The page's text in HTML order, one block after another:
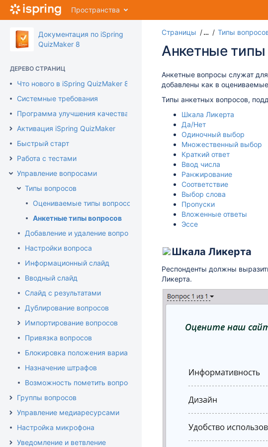
Перейти
содержимому
assistive.skiplink.to.breadcrumbs
assistive.skiplink.to.quick.search
Пространства
Документация по iSpring
QuizMaker 8
ДЕРЕВО СТРАНИЦ
Что нового в iSpring QuizMaker 8
Системные требования
Программа улучшения качества продукта
Активация iSpring QuizMaker
Быстрый старт
Работа с тестами
Управление вопросами
Типы вопросов
Оцениваемые типы вопросов
Анкетные типы вопросов
Добавление и удаление вопросов
Настройки вопроса
Информационный слайд
Вводный слайд
Слайд с результатами
Дублирование вопросов
Импортирование вопросов
Привязка вопросов
Блокировка положения варианта ответа
Назначение штрафов
Возможность пометить вопрос
Группы вопросов
Управление медиаресурсами
Настройка микрофона
Уведомление и ветвление
Страницы … Типы
Анкетные
Анкетные вопросы служат
добавлены как в
Типы анкетных вопросов,
Шкала Ликерта
Да/Нет
Одиночный выбор
Множественный выбор
Краткий ответ
Ввод числа
Ранжирование
Соответствие
Выбор слова
Пропуски
Вложенные ответы
Эссе
Шкала Ликерта
Респонденты должны
Ликерта.